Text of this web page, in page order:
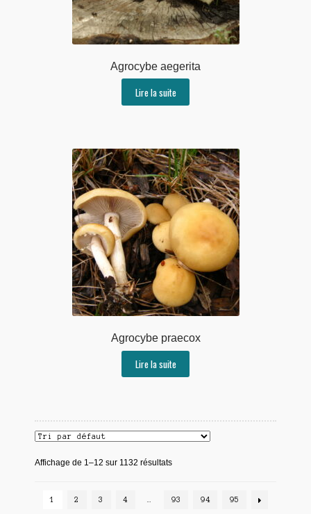
Agrocybe aegerita
Lire la suite
Agrocybe praecox
Lire la suite
Affichage de 1–12 sur 1132 résultats
1 2 3 4 93 94 95